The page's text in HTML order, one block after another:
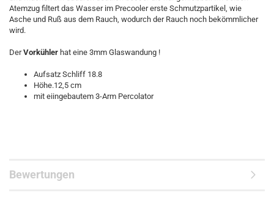
Atemzug filtert das Wasser im Precooler erste Schmutzpartikel, wie
Asche und Ruß aus dem Rauch, wodurch der Rauch noch bekömmlicher
wird.
DerVorkühler hat eine 3mm Glaswandung !
Aufsatz Schliff 18.8
Höhe.12,5 cm
mit eiingebautem 3-Arm Percolator
Bewertungen